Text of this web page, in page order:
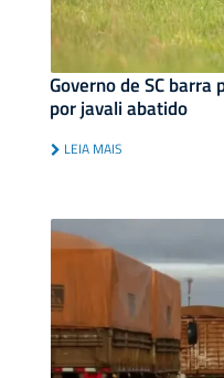
Governo de SC
por javali abatido
LEIA MAIS